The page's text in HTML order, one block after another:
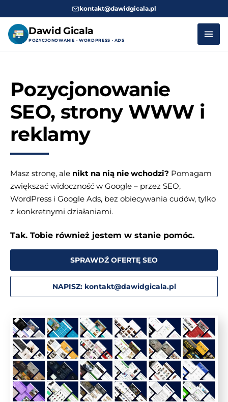
kontakt@dawidgicala.pl
Dawid Gicala
POZYCJONOWANIE · WORDPRESS · ADS
treściPozycjonowanie
SEO, strony WWW i
reklamy
Masz stronę, ale nikt na nią nie wchodzi? Pomagam
zwiększać widoczność w Google – przez SEO,
WordPress i Google Ads, bez obiecywania cudów, tylko
z konkretnymi działaniami.
Tak. Tobie również jestem w stanie pomóc.
SPRAWDŹ OFERTĘ SEO
NAPISZ: kontakt@dawidgicala.pl